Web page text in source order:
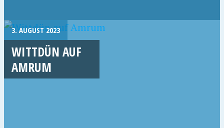
3. AUGUST 2023
WITTDÜN AUF
AMRUM